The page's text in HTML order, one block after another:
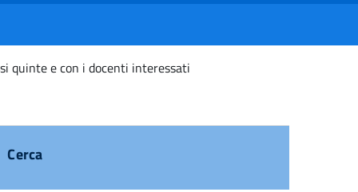
quinte e con i docenti interessati
Cerca